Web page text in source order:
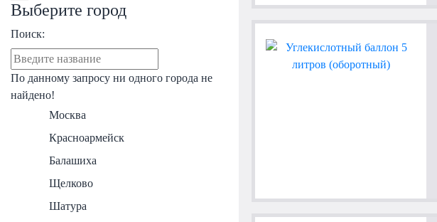
Выберите город
Поиск:
По данному запросу ни одного города не
найдено!
Москва
Красноармейск
Балашиха
Щелково
Шатура